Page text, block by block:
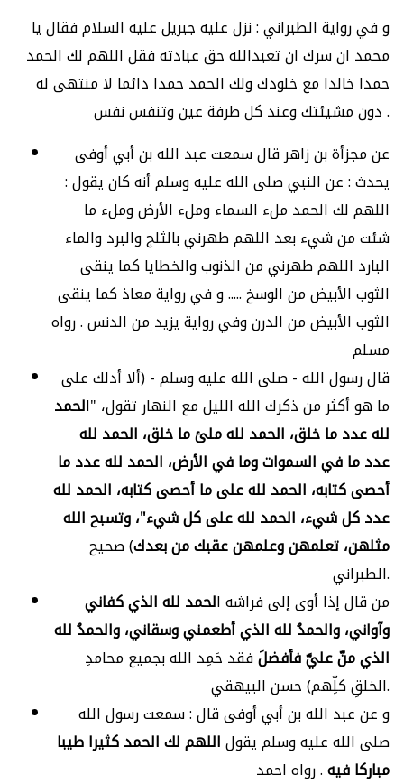
و في رواية الطبراني : نزل عليه جبريل عليه السلام فقال يا
محمد ان سرك ان تعبدالله حق عبادته فقل اللهم لك الحمد
حمدا خالدا مع خلودك ولك الحمد حمدا دائما لا منتهى له
دون مشيئتك وعند كل طرفة عين وتنفس نفس .
عن مجزأة بن زاهر قال سمعت عبد الله بن أبي أوفى
يحدث : عن النبي صلى الله عليه وسلم أنه كان يقول :
اللهم لك الحمد ملء السماء وملء الأرض وملء ما
شئت من شيء بعد اللهم طهرني بالثلج والبرد والماء
البارد اللهم طهرني من الذنوب والخطايا كما ينقى
الثوب الأبيض من الوسخ ..... و في رواية معاذ كما ينقى
الثوب الأبيض من الدرن وفي رواية يزيد من الدنس . رواه
مسلم
قال رسول الله - صلى الله عليه وسلم - (ألا أدلك على
ما هو أكثر من ذكرك الله الليل مع النهار تقول، "الحمد
لله عدد ما خلق، الحمد لله ملئ ما خلق، الحمد لله
عدد ما في السموات وما في الأرض، الحمد لله عدد ما
أحصى كتابه، الحمد لله على ما أحصى كتابه، الحمد لله
عدد كل شيء، الحمد لله على كل شيء"، وتسبح الله
مثلهن، تعلمهن وعلمهن عقبك من بعدك) صحيح
الطبراني.
من قال إذا أوى إلى فراشه الحمد لله الذي كفاني
وآواني، والحمدُ لله الذي أطعمني وسقاني، والحمدُ لله
الذي منّ عليَّ فأفضلَفقد حَمِد الله بجميع محامدِ
الخلقِ كلِّهم) حسن البيهقي.
و عن عبد الله بن أبي أوفى قال : سمعت رسول الله
صلى الله عليه وسلم يقولاللهم لك الحمد كثيرا طيبا
مباركا فيه. رواه احمد